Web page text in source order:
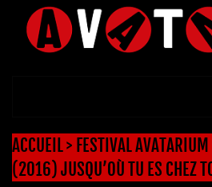
ACCUEIL> FESTIVAL AVATARIUM
(2016) JUSQU’OÙ TU ES CHEZ